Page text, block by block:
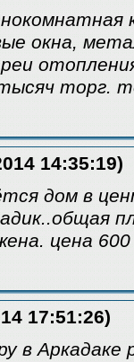
окна,
торг.
14:35:19)
дом в
цена
17:51:26)
в